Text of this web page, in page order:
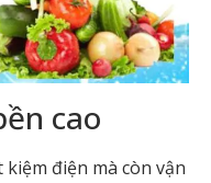
cao
điện mà còn vận